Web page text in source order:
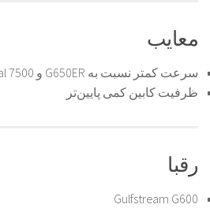
معایب
سرعت کمتر نسبت به G650ER و Global 7500
ظرفیت کابین کمی پایین‌تر
رقبا
Gulfstream G600